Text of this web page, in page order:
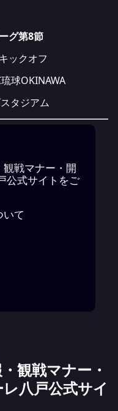
グ第8節
ックオフ
球OKINAWA
タジアム
戦マナー・開
公式サイトをご
て
観戦マナー・
八戸公式サイ